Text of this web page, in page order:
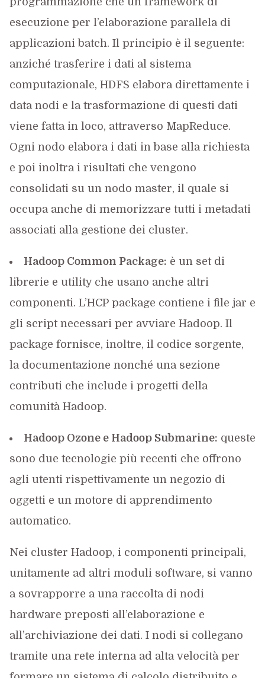
esecuzione per l’elaborazione parallela di
applicazioni batch. Il principio è il seguente:
anziché trasferire i dati al sistema
computazionale, HDFS elabora direttamente i
data nodi e la trasformazione di questi dati
viene fatta in loco, attraverso MapReduce.
Ogni nodo elabora i dati in base alla richiesta
e poi inoltra i risultati che vengono
consolidati su un nodo master, il quale si
occupa anche di memorizzare tutti i metadati
associati alla gestione dei cluster.
Hadoop Common Package: è un set di
librerie e utility che usano anche altri
componenti. L’HCP package contiene i file jar e
gli script necessari per avviare Hadoop. Il
package fornisce, inoltre, il codice sorgente,
la documentazione nonché una sezione
contributi che include i progetti della
comunità Hadoop.
Hadoop Ozone e Hadoop Submarine: queste
sono due tecnologie più recenti che offrono
agli utenti rispettivamente un negozio di
oggetti e un motore di apprendimento
automatico.
Nei cluster Hadoop, i componenti principali,
unitamente ad altri moduli software, si vanno
a sovrapporre a una raccolta di nodi
hardware preposti all’elaborazione e
all’archiviazione dei dati. I nodi si collegano
tramite una rete interna ad alta velocità per